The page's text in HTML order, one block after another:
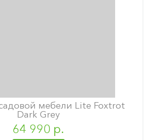
мебели Lite Foxtrot
Dark Grey
64 990 р.